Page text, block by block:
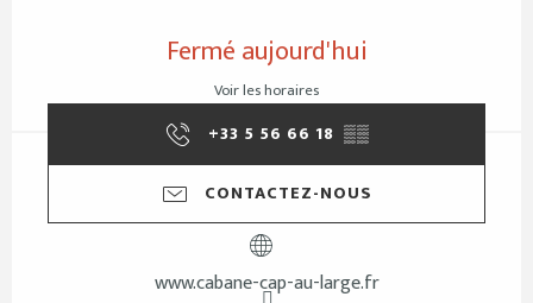
Fermé aujourd'hui
Voir les horaires
+33 5 56 66 18 ▒▒
CONTACTEZ-NOUS
www.cabane-cap-au-large.fr